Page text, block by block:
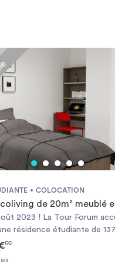
COLOCATION
de 20m² meublé
accueillera dès la
résidence étudiante de
pour les jeunes de moins
services proposés à nos
CC